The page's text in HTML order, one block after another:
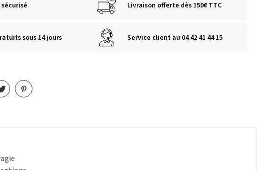
Livraison offerte dès 150€ TTC
sous 14 jours Service client au 04 42 41 44 15